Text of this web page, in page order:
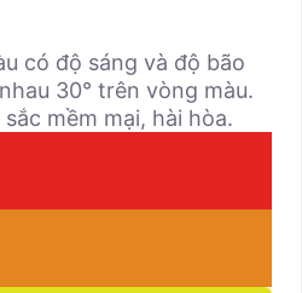
có độ sáng và độ bão
30° trên vòng màu.
mềm mại, hài hòa.